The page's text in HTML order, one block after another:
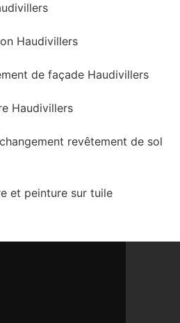
Haudivillers
de façade Haudivillers
Haudivillers
revêtement de sol
et peinture sur tuile